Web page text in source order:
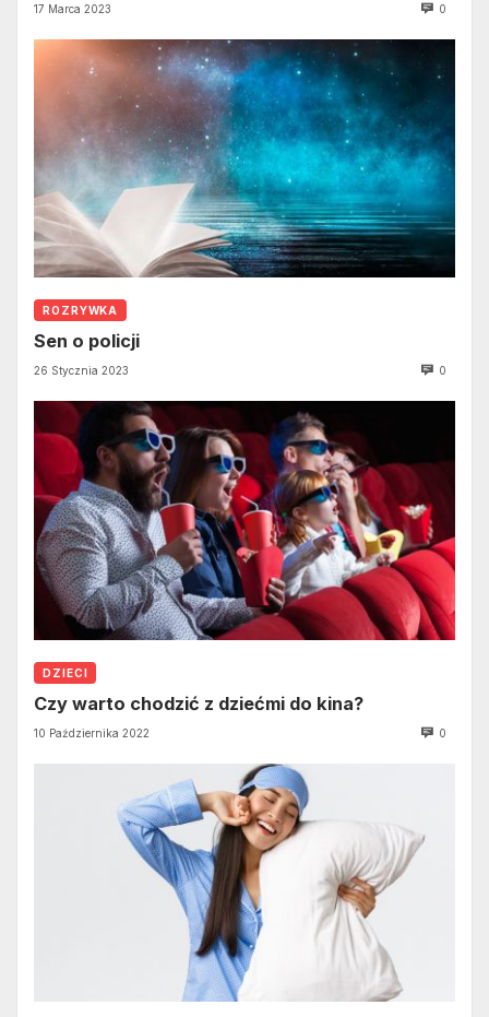
17 Marca 2023 0
ROZRYWKA
Sen o policji
26 Stycznia 2023 0
DZIECI
Czy warto chodzić z dziećmi do kina?
10 Października 2022 0